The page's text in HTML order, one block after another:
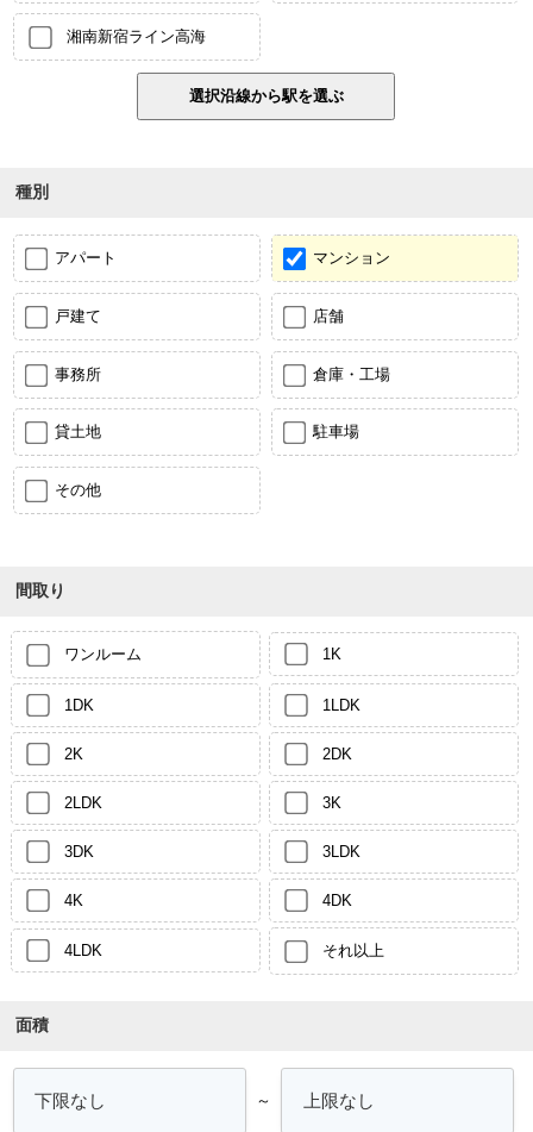
湘南新宿ライン高海
種別
アパート マンション
戸建て 店舗
事務所 倉庫・工場
貸土地 駐車場
その他
間取り
ワンルーム 1K
1DK 1LDK
2K 2DK
2LDK 3K
3DK 3LDK
4K 4DK
4LDK それ以上
面積
～